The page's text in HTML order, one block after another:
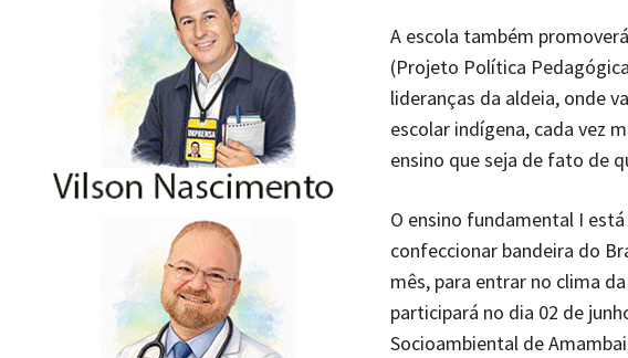
A escola também
(Projeto Política
lideranças da aldeia, onde
escolar indígena, cada vez
ensino que seja de fato de
O ensino fundamental I está
confeccionar bandeira do
mês, para entrar no clima
participará no dia 02 de
Socioambiental de